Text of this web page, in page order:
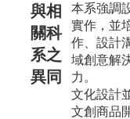
與相
關科
系之
異同
本系強調
實作，並
作、設計
域創意解
力。
文化設計
文創商品